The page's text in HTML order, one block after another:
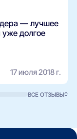
— лучшее
долгое
17 июля 2018 г.
ВСЕ ОТЗЫВЫ